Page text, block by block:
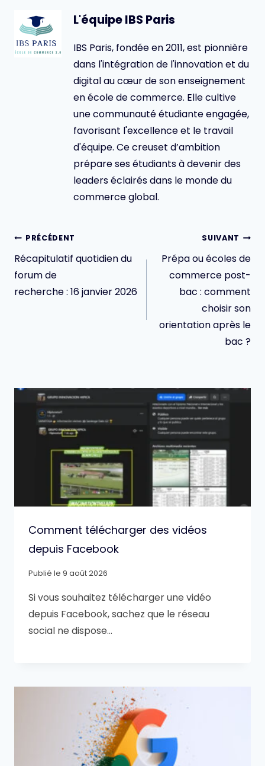
L'équipe IBS Paris
IBS Paris, fondée en 2011, est pionnière
dans l'intégration de l'innovation et du
digital au cœur de son enseignement
en école de commerce. Elle cultive
une communauté étudiante engagée,
favorisant l'excellence et le travail
d'équipe. Ce creuset d’ambition
prépare ses étudiants à devenir des
leaders éclairés dans le monde du
commerce global.
Navigation
de
l’article
PRÉCÉDENT
Récapitulatif quotidien du
forum de
recherche : 16 janvier 2026
SUIVANT
Prépa ou écoles de
commerce post-
bac : comment
choisir son
orientation après le
bac ?
Comment télécharger des vidéos
depuis Facebook
Publié le 9 août 2026
Si vous souhaitez télécharger une vidéo
depuis Facebook, sachez que le réseau
social ne dispose…